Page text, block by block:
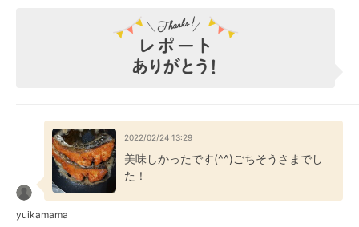
2022/02/24 13:29
美味しかったです(^^)ごちそうさまでし
た！
yuikamama